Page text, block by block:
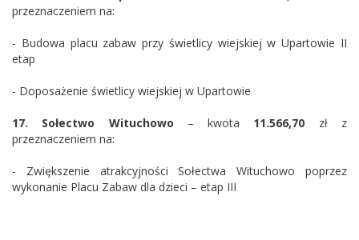
przeznaczeniem na:
- Budowa placu zabaw przy świetlicy wiejskiej w Upartowie II
etap
- Doposażenie świetlicy wiejskiej w Upartowie
17. Sołectwo Wituchowo – kwota 11.566,70 zł z
przeznaczeniem na:
- Zwiększenie atrakcyjności Sołectwa Wituchowo poprzez
wykonanie Placu Zabaw dla dzieci – etap III